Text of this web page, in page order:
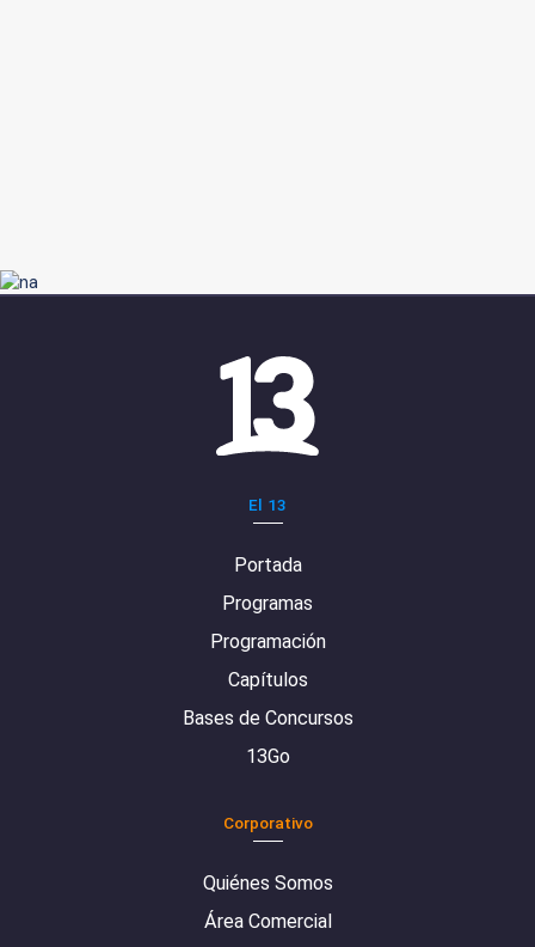
El 13
Portada
Programas
Programación
Capítulos
Bases de Concursos
13Go
Corporativo
Quiénes Somos
Área Comercial